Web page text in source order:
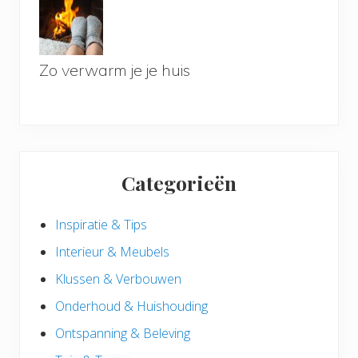
Zo verwarm je je huis
Categorieën
Inspiratie & Tips
Interieur & Meubels
Klussen & Verbouwen
Onderhoud & Huishouding
Ontspanning & Beleving